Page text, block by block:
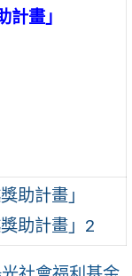
計畫」
助計畫」
助計畫」2